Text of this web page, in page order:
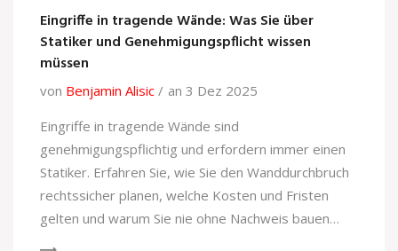
Eingriffe in tragende Wände: Was Sie über
Statiker und Genehmigungspflicht wissen
müssen
von Benjamin Alisic
an 3 Dez 2025
Eingriffe in tragende Wände sind
genehmigungspflichtig und erfordern immer einen
Statiker. Erfahren Sie, wie Sie den Wanddurchbruch
rechtssicher planen, welche Kosten und Fristen
gelten und warum Sie nie ohne Nachweis bauen